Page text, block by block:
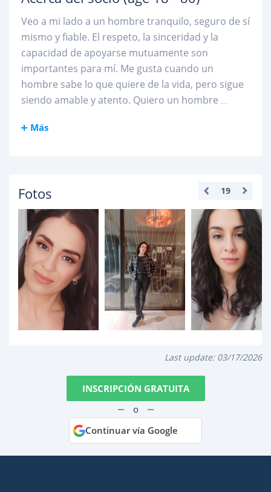
Veo a mi lado a un hombre tranquilo, seguro de sí
mismo y fiable. El respeto, la sinceridad y la
capacidad de apoyarse mutuamente son
importantes para mí. Me gusta cuando un
hombre sabe lo que quiere de la vida, pero sigue
siendo amable y atento. Quiero un hombre ...
Más
Fotos 19
Last update: 03/17/2026
INSCRIPCIÓN GRATUITA
o
Continuar vía Google